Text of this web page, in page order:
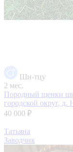
Ши-тцу
2 мес.
Породный щенки
городской округ, д.
40 000 ₽
Татьяна
Заводчик